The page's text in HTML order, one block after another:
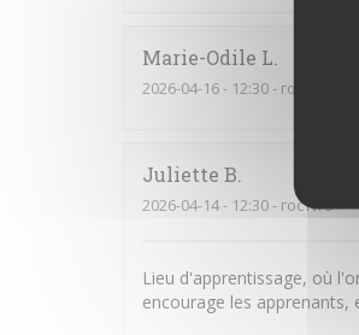
Marie-Odile L
2026-04-16- 12:30 - гости 3
Juliette B
2026-04-14- 12:30 - гости 5
Lieu d'apprentissage, où
encourage les apprenants,